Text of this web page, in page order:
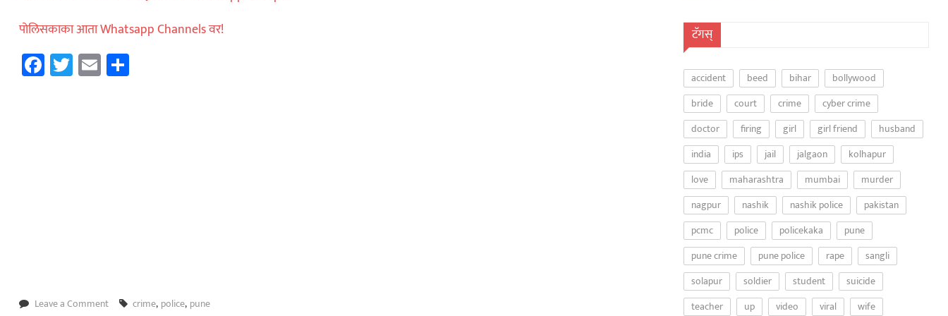
पोलिसकाका आता Whatsapp Channels वर!
Facebook
Twitter
EmailShare
Leave a Commenton
crime, police, pune
टॅगस्
accident beed bihar
bollywood
bride
court crime
cyber crime
doctor
firing girl girl friend
husband
india
ips jail jalgaon
kolhapur
love
maharashtra mumbai
murder
nagpur
nashik nashik police
pakistan
pcmc
police policekaka
pune
pune crime
pune police rape
sangli
solapur
soldier student
suicide
teacher
up video viral wife